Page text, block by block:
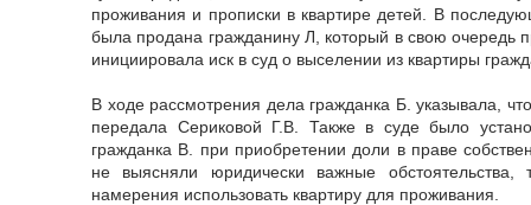
проживания и прописки в квартире детей. В
была продана гражданину Л, который в свою очередь
инициировала иск в суд о выселении из квартиры
В ходе рассмотрения дела гражданка Б. указывала,
передала Сериковой Г.В. Также в суде было
гражданка В. при приобретении доли в праве
не выясняли юридически важные
намерения использовать квартиру для проживания.